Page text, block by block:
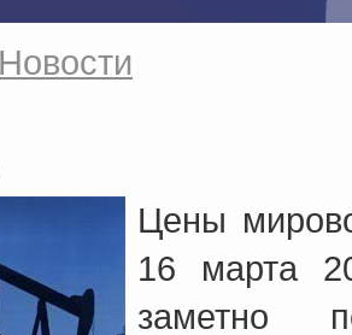
Новости
Цены
16 марта
заметно